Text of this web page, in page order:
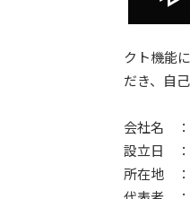
クト機能
だき、自
会社名
設立日 ：
所在地 ：